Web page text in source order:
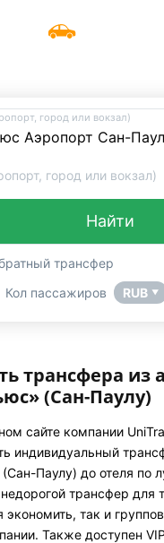
из аэропорта
(Сан-Паулу)
город или вокзал)
город или вокзал)
Найти
трансфер
Кол пассажиров RUB ▼
трансфера из
(Сан-Паулу)
сайте компании
индивидуальный
(Сан-Паулу) до отеля по
трансфер для
так и
Также доступен